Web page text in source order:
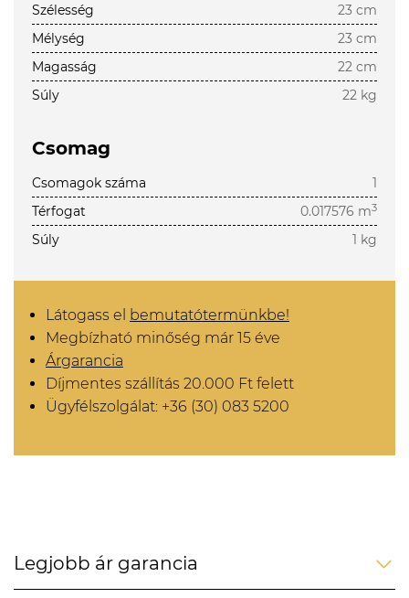
Szélesség
23 cm
Mélység
23 cm
Magasság
22 cm
Súly
22 kg
Csomag
Csomagok száma
1
Térfogat
0.017576 m3
Súly 1 kg
Látogass el bemutatótermünkbe!
Megbízható minőség már 15 éve
Árgarancia
Díjmentes szállítás 20.000 Ft felett
Ügyfélszolgálat: +36 (30) 083 5200
Legjobb ár garancia